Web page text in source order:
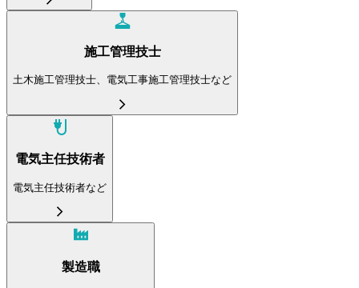
施工管理技士
土木施工管理技士、電気工事施工管理技士など
電気主任技術者
電気主任技術者など
製造職